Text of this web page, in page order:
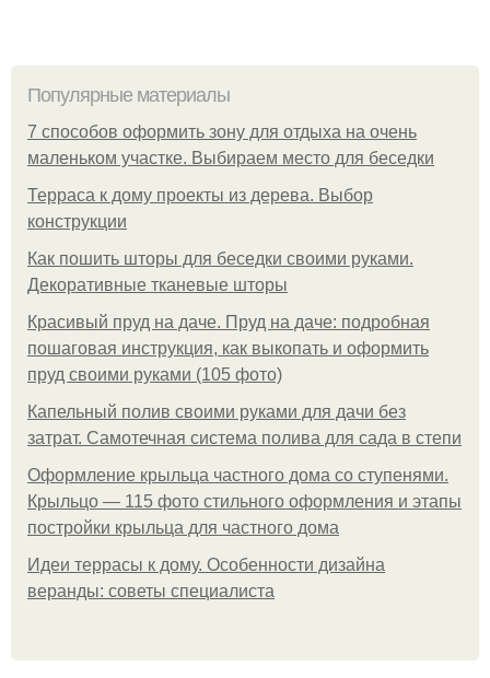
Популярные материалы
7 способов оформить зону для отдыха на очень
маленьком участке. Выбираем место для беседки
Терраса к дому проекты из дерева. Выбор
конструкции
Как пошить шторы для беседки своими руками.
Декоративные тканевые шторы
Красивый пруд на даче. Пруд на даче: подробная
пошаговая инструкция, как выкопать и оформить
пруд своими руками (105 фото)
Капельный полив своими руками для дачи без
затрат. Самотечная система полива для сада в степи
Оформление крыльца частного дома со ступенями.
Крыльцо — 115 фото стильного оформления и этапы
постройки крыльца для частного дома
Идеи террасы к дому. Особенности дизайна
веранды: советы специалиста